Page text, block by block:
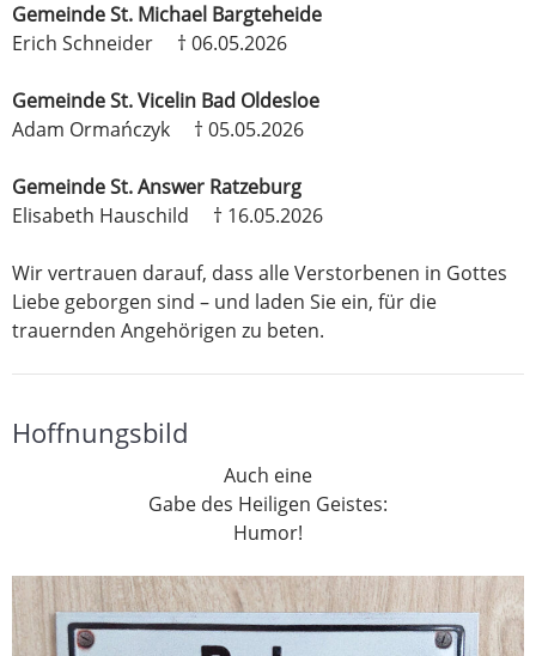
Gemeinde St. Michael Bargteheide
Erich Schneider † 06.05.2026
Gemeinde St. Vicelin Bad Oldesloe
Adam Ormańczyk † 05.05.2026
Gemeinde St. Answer Ratzeburg
Elisabeth Hauschild † 16.05.2026
Wir vertrauen darauf, dass alle Verstorbenen in Gottes
Liebe geborgen sind – und laden Sie ein, für die
trauernden Angehörigen zu beten.
Hoffnungsbild
Auch eine
Gabe des Heiligen Geistes:
Humor!